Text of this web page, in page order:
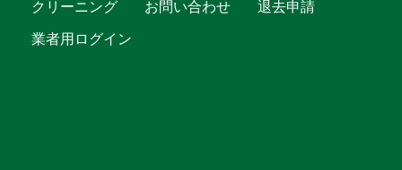
クリーニング
お問い合わせ
退去申請
業者用ログイン